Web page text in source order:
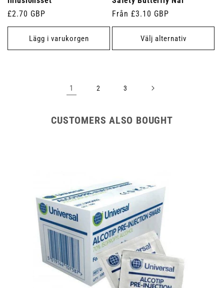
Ordinarie
pris
£2.70 GBP
Lägg i varukorgen
Ordinarie
pris
Från £3.10 GBP
Välj alternativ
1 2 3
CUSTOMERS ALSO BOUGHT